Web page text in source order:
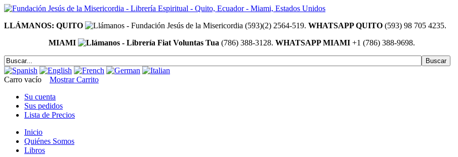
LLÁMANOS: QUITO (593)(2) 2564-519. WHATSAPP QUITO (593) 98 705 4235.
MIAMI
(786) 388-3128. WHATSAPP MIAMI +1 (786) 388-9698.
Carro vacío
Mostrar Carrito
Su cuenta
Sus pedidos
Lista de Precios
Inicio
Quiénes Somos
Libros